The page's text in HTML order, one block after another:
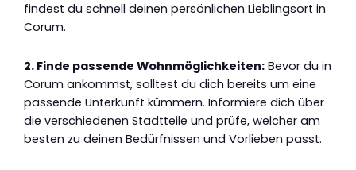
findest du schnell deinen persönlichen Lieblingsort in
Corum.
2. Finde passende Wohnmöglichkeiten: Bevor du in
Corum ankommst, solltest du dich bereits um eine
passende Unterkunft kümmern. Informiere dich über
die verschiedenen Stadtteile und prüfe, welcher am
besten zu deinen Bedürfnissen und Vorlieben passt.